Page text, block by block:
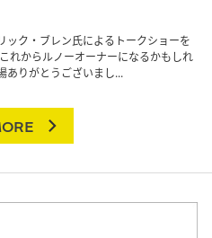
ク・ブレン氏によるトークショーを
れからルノーオーナーになるかもしれ
ありがとうございまし...